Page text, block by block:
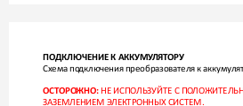
ПОДКЛЮЧЕНИЕ К АККУМУЛЯТОРУ
Схема подключения преобразователя к аккуму
ОСТОРОЖНО: НЕ ИСПОЛЬЗУЙТЕ С ПО
ЗАЗЕМЛЕНИЕМ ЭЛЕКТРОННЫХ СИСТЕМ.